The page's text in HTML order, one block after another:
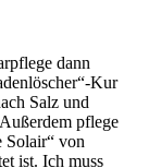
dann
Kur
Salz und
pflege
Solair“ von
ist. Ich muss